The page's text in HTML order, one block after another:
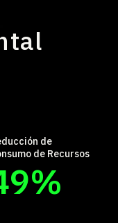
de
de Recursos
%